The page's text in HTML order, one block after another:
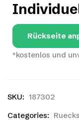
Rückseite
*kostenlos und
SKU: 187302
Categories: